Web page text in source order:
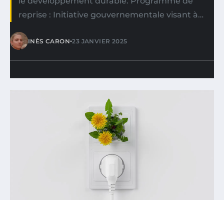
reprise : Initiative gouvernementale visant à…
INÈS CARON•23 JANVIER 2025